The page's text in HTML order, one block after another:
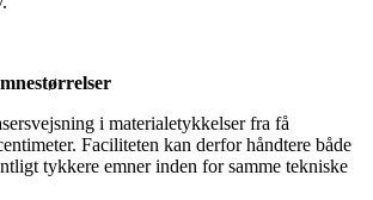
i materialetykkelser fra få
Faciliteten kan derfor håndtere både
tykkere emner inden for samme tekniske